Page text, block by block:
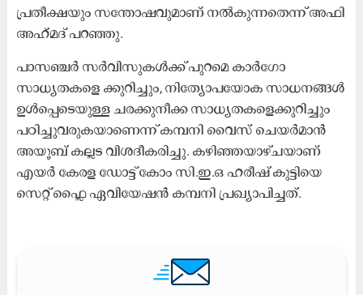
പ്രതീക്ഷയും സന്തോഷവുമാണ് നൽകുന്നതെന്ന്​ അഫി
അഹ്‌മദ്‌ പറഞ്ഞു.
പാസഞ്ചർ സർവിസുകൾക്ക് പുറമെ കാർഗോ
സാധ്യതകളെ ക്കുറിച്ചും, നിത്യോപയോക സാധനങ്ങൾ
ഉൾപ്പെടെയുള്ള ചരക്കുനീക്ക സാധ്യതകളെക്കുറിച്ചും
പഠിച്ചുവരുകയാണെന്ന്​ കമ്പനി വൈസ് ചെയർമാൻ
അയൂബ് കല്ലട വിശദീകരിച്ചു. കഴിഞ്ഞയാഴ്ചയാണ്
എയർ കേരള ഡോട്ട് കോം സി.ഇ.ഒ ഹരീഷ് കുട്ടിയെ
സെറ്റ് ഫ്ലൈ ഏവിയേഷൻ കമ്പനി പ്രഖ്യാപിച്ചത്.